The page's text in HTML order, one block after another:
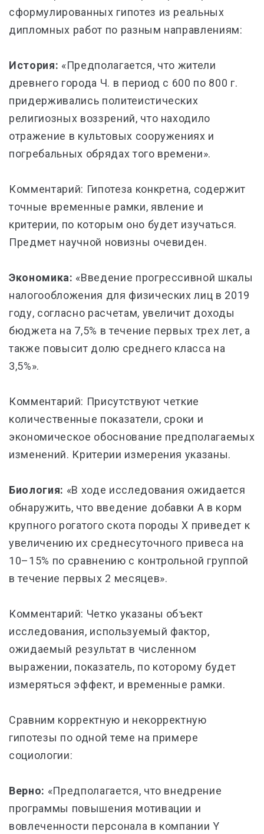
сформулированных гипотез из реальных
дипломных работ по разным направлениям:
История: «Предполагается, что жители
древнего города Ч. в период с 600 по 800 г.
придерживались политеистических
религиозных воззрений, что находило
отражение в культовых сооружениях и
погребальных обрядах того времени».
Комментарий: Гипотеза конкретна, содержит
точные временные рамки, явление и
критерии, по которым оно будет изучаться.
Предмет научной новизны очевиден.
Экономика: «Введение прогрессивной шкалы
налогообложения для физических лиц в 2019
году, согласно расчетам, увеличит доходы
бюджета на 7,5% в течение первых трех лет, а
также повысит долю среднего класса на
3,5%».
Комментарий: Присутствуют четкие
количественные показатели, сроки и
экономическое обоснование предполагаемых
изменений. Критерии измерения указаны.
Биология: «В ходе исследования ожидается
обнаружить, что введение добавки А в корм
крупного рогатого скота породы Х приведет к
увеличению их среднесуточного привеса на
10–15% по сравнению с контрольной группой
в течение первых 2 месяцев».
Комментарий: Четко указаны объект
исследования, используемый фактор,
ожидаемый результат в численном
выражении, показатель, по которому будет
измеряться эффект, и временные рамки.
Сравним корректную и некорректную
гипотезы по одной теме на примере
социологии:
Верно: «Предполагается, что внедрение
программы повышения мотивации и
вовлеченности персонала в компании Y